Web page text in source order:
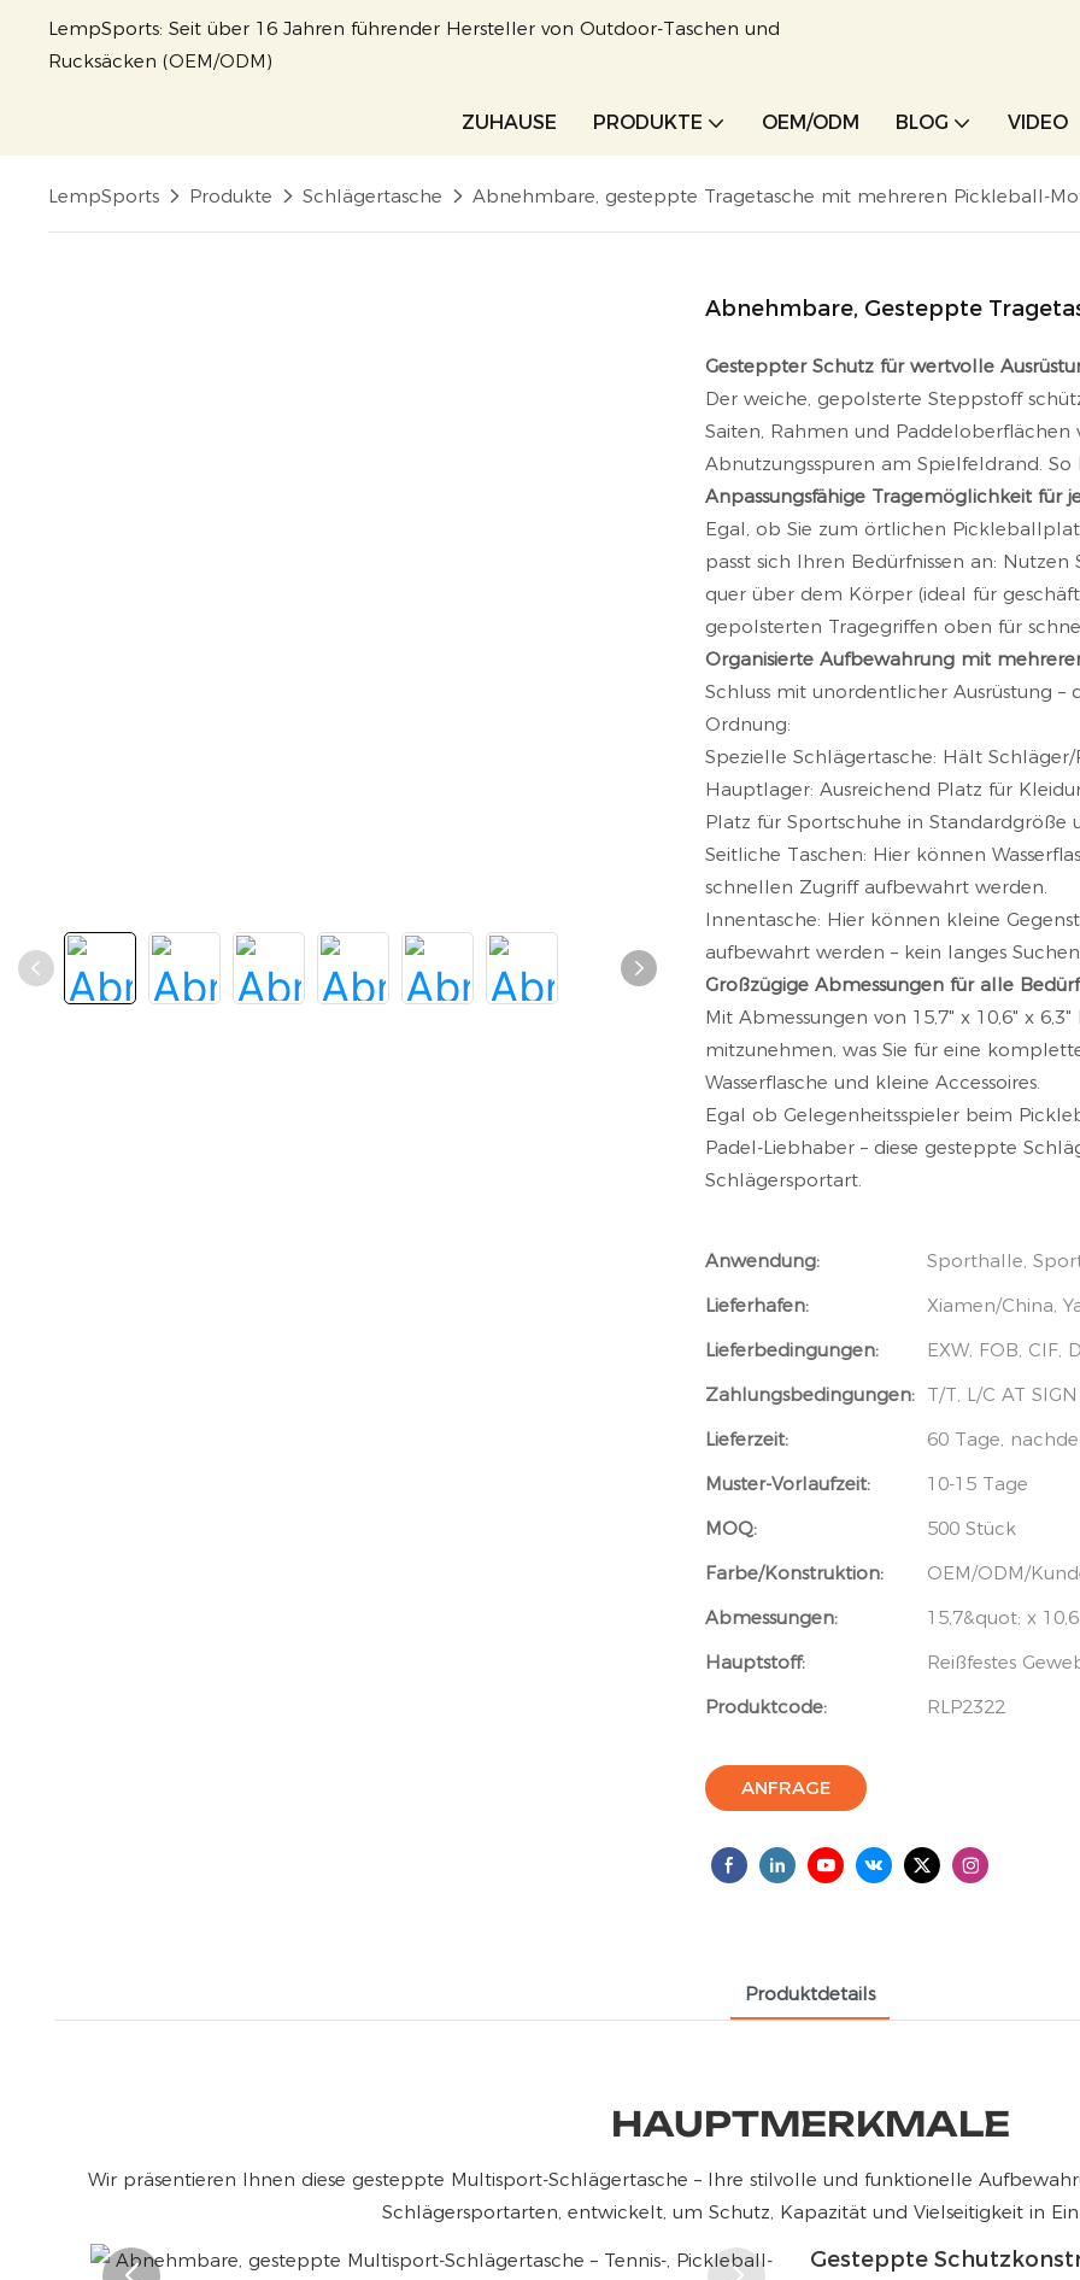
LempSports: Seit über 16 Jahren führender Hersteller von Outdoor-Taschen und
Rucksäcken (OEM/ODM)
ZUHAUSE PRODUKTE OEM/ODM BLOG VIDEO
LempSports Produkte Schlägertasche Abnehmbare, gesteppte Tragetasche mit mehreren Pickleball-
Abnehmbare, Gesteppte
Gesteppter Schutz für wertvolle
Der weiche, gepolsterte Steppstoff
Saiten, Rahmen und
Abnutzungsspuren am Spielfeldrand.
Anpassungsfähige Tragemöglichkeit für
Egal, ob Sie zum örtlichen
passt sich Ihren Bedürfnissen an:
quer über dem Körper (ideal für
gepolsterten Tragegriffen oben für
Organisierte Aufbewahrung mit
Schluss mit unordentlicher Ausrüstung
Ordnung:
Spezielle Schlägertasche: Hält
Hauptlager: Ausreichend Platz für
Platz für Sportschuhe in Standardgröße
Seitliche Taschen: Hier können
schnellen Zugriff aufbewahrt werden.
Innentasche: Hier können kleine
aufbewahrt werden – kein langes
Großzügige Abmessungen für alle
Mit Abmessungen von 15,7" x 10,6" x
mitzunehmen, was Sie für eine
Wasserflasche und kleine Accessoires.
Egal ob Gelegenheitsspieler beim
Padel-Liebhaber – diese gesteppte
Schlägersportart.
Anwendung:
Sporthalle,
Lieferhafen:
Xiamen/China,
Lieferbedingungen:
EXW, FOB, CIF,
Zahlungsbedingungen: T/T, L/C AT SIGN
Lieferzeit:
60 Tage,
Muster-Vorlaufzeit:
10-15 Tage
MOQ:
500 Stück
Farbe/Konstruktion:
OEM/ODM/
Abmessungen:
15,7&quot; x
Hauptstoff:
Reißfestes
Produktcode:
RLP2322
ANFRAGE
Produktdetails
HAUPTMERKMALE
Wir präsentieren Ihnen diese gesteppte Multisport-Schlägertasche – Ihre stilvolle und funktionelle
Schlägersportarten, entwickelt, um Schutz, Kapazität und Vielseitigkeit in
Gesteppte